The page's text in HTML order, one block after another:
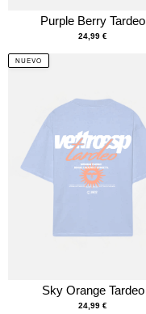
Purple Berry Tardeo
24,99 €
NUEVO
Sky Orange Tardeo
24,99 €